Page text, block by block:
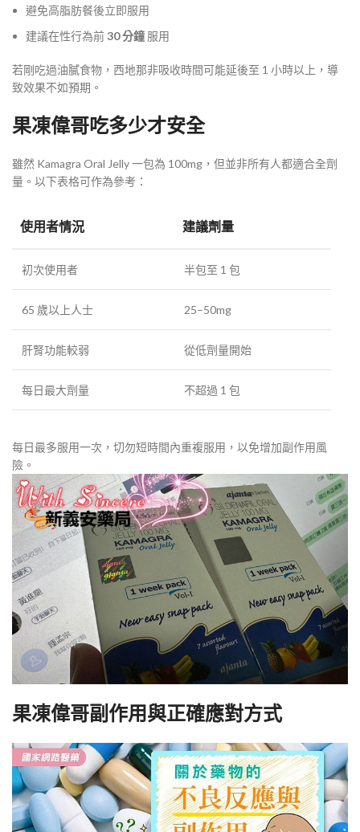
避免高脂肪餐後立即服用
建議在性行為前30 分鐘 服用
若剛吃過油膩食物，西地那非吸收時間可能延後至 1 小時以上，導
致效果不如預期。
果凍偉哥吃多少才安全
雖然 Kamagra Oral Jelly 一包為 100mg，但並非所有人都適合全劑
量。以下表格可作為參考：
使用者情況 建議劑量
初次使用者 半包至 1 包
65 歲以上人士 25–50mg
肝腎功能較弱 從低劑量開始
每日最大劑量 不超過 1 包
每日最多服用一次，切勿短時間內重複服用，以免增加副作用風
險。
果凍偉哥副作用與正確應對方式